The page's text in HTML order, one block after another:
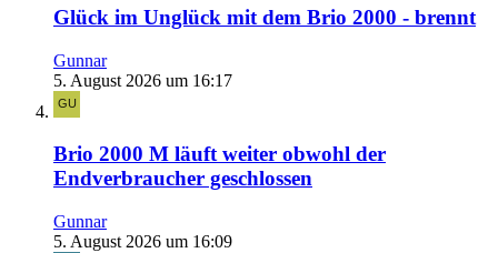
Glück im Unglück mit dem Brio 2000 - brennt
Gunnar
5. August 2026 um 16:17
Brio 2000 M läuft weiter obwohl der
Endverbraucher geschlossen
Gunnar
5. August 2026 um 16:09